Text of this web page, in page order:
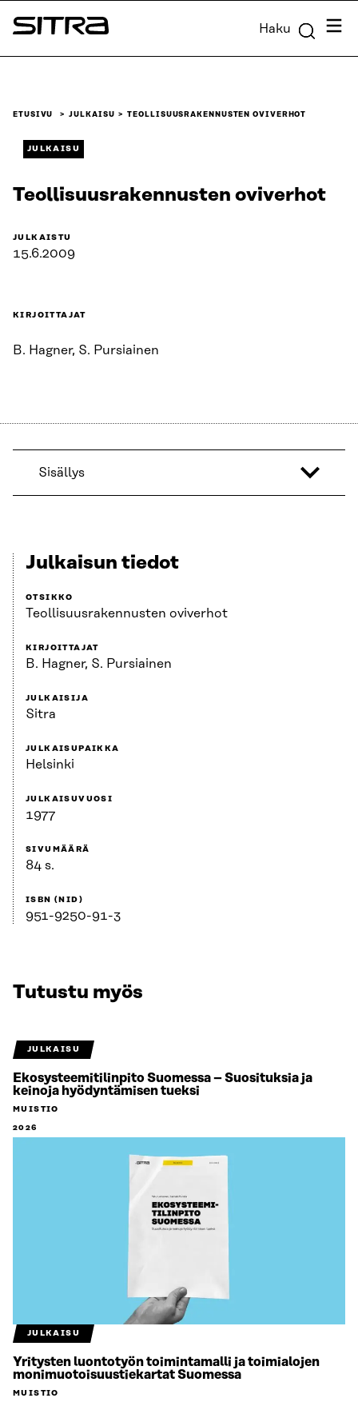
Siirry
suoraan
Sitra Haku
ETUSIVU JULKAISU TEOLLISUUSRAKENNUSTEN OVIVERHOT
JULKAISU
Teollisuusrakennusten oviverhot
JULKAISTU
15.6.2009
KIRJOITTAJAT
B. Hagner, S. Pursiainen
Sisällys
Julkaisun tiedot
OTSIKKO
Teollisuusrakennusten oviverhot
KIRJOITTAJAT
B. Hagner, S. Pursiainen
JULKAISIJA
Sitra
JULKAISUPAIKKA
Helsinki
JULKAISUVUOSI
1977
SIVUMÄÄRÄ
84 s.
ISBN (NID)
951-9250-91-3
Tutustu myös
JULKAISU
Ekosysteemitilinpito Suomessa – Suosituksia ja
keinoja hyödyntämisen tueksi
MUISTIO
2026
JULKAISU
Yritysten luontotyön toimintamalli ja toimialojen
monimuotoisuustiekartat Suomessa
MUISTIO